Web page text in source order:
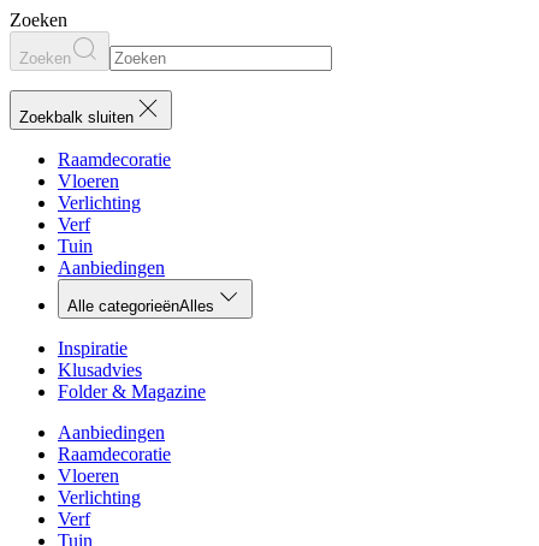
Zoeken
Zoeken
Zoekbalk sluiten
Raamdecoratie
Vloeren
Verlichting
Verf
Tuin
Aanbiedingen
Alle categorieënAlles
Inspiratie
Klusadvies
Folder & Magazine
Aanbiedingen
Raamdecoratie
Vloeren
Verlichting
Verf
Tuin